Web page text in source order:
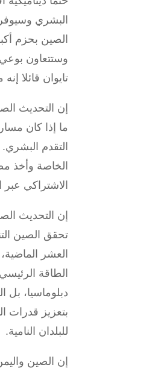
البشري
الصين بحزم
وستتعاون
تايوان قائلا
إن التحديث
ما إذا كان
التقدم
الخاصة وأخذ
الاشتراكي
إن التحديث
تحقق الصين
الطاقة
دبلوماسيا، بل
بتعزيز قدرات
للبلدان النامية.
إن الصين